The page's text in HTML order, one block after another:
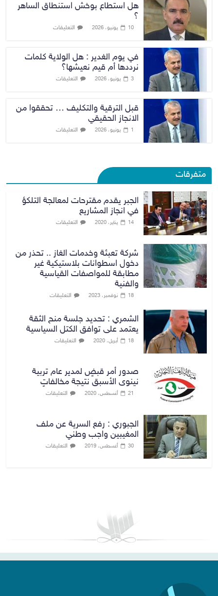
هل استطاع بوخش استنطاق الساهر
؟
10 يونيو، 2026 التعليقات
في يوم الغدير : هل الولاية كلمات
نرددها أم قيم نعيشها؟
3 يونيو، 2026 التعليقات
قبل الترقية والتكليف … تحققوا من
الانجاز الحقيقي
1 يونيو، 2026 التعليقات
متفرقات
الجبر يقدم مقترحات لمعالجة التلكؤ
في انجاز المشاريع
14 يناير، 2020 التعليقات
شركة تعبئة وخدمات الغاز .. تحذر من
دخول اسطوانات بلاستيكية غير
مطابقة للمواصفات القياسية
والفنية
18 نوفمبر، 2023 التعليقات
الشمري : تحديد جلسة منح الثقة
يعتمد على توافق الكتل السياسية
18 أبريل، 2020 التعليقات
صدور أمر قبضٍ لمدير عام تربية
نينوى الأسبق نتيجة مخالفاتٍ
21 أغسطس، 2020 التعليقات
الجبوري : رفع السرية عن ملف
المغيبين واجب وطني
30 أغسطس، 2019 التعليقات